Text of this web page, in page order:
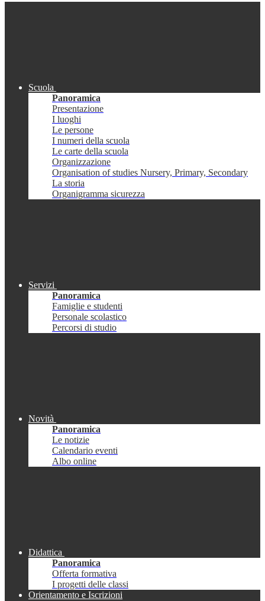
Scuola
Panoramica
Presentazione
I luoghi
Le persone
I numeri della scuola
Le carte della scuola
Organizzazione
Organisation of studies Nursery, Primary, Secondary
La storia
Organigramma sicurezza
Servizi
Panoramica
Famiglie e studenti
Personale scolastico
Percorsi di studio
Novità
Panoramica
Le notizie
Calendario eventi
Albo online
Didattica
Panoramica
Offerta formativa
I progetti delle classi
Orientamento e Iscrizioni